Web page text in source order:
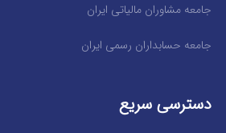
جامعه مشاوران مالیاتی ایران
جامعه حسابداران رسمی ایران
دسترسی سریع